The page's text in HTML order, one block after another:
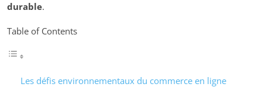
durable.
Table of Contents
Les défis environnementaux du commerce en ligne